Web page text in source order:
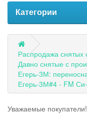
Категории
Распродажа снятых
Давно снятые с
Егерь-3М:
Егерь-3М#4 - FM
Уважаемые покупатели!